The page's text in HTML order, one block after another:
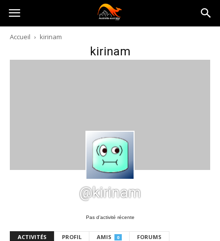
Australia-
australie.com
Accueil kirinam
kirinam
@kirinam
Pas d’activité récente
ACTIVITÉS PROFIL AMIS 0 FORUMS